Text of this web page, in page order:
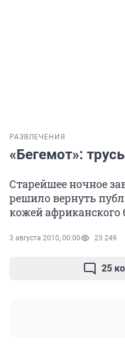
РАЗВЛЕЧЕНИЯ
«Бегемот»:
Старейшее ночное
решило вернуть
кожей африканского
3 августа 2010, 00:00 23 249
25